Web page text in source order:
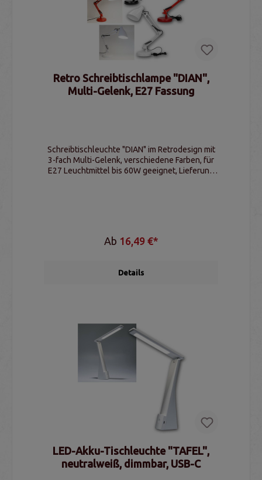
Retro Schreibtischlampe "DIAN",
Multi-Gelenk, E27 Fassung
Schreibtischleuchte "DIAN" im Retrodesign mit
3-fach Multi-Gelenk, verschiedene Farben, für
E27 Leuchtmittel bis 60W geeignet, Lieferung
Ab 16,49 €*
Details
LED-Akku-Tischleuchte "TAFEL",
neutralweiß, dimmbar, USB-C